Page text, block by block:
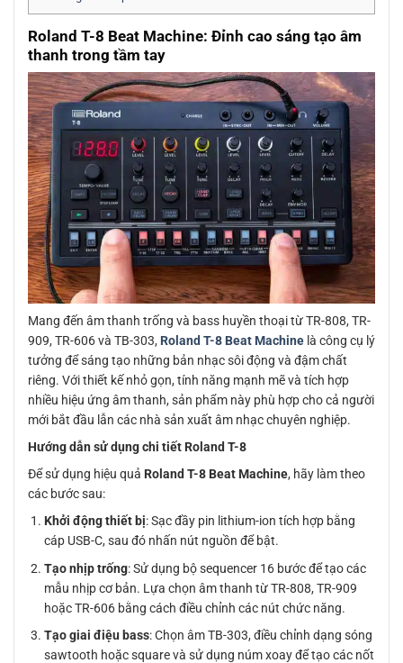
Roland T-8 Beat Machine: Đỉnh cao sáng tạo âm
thanh trong tầm tay
Mang đến âm thanh trống và bass huyền thoại từ TR-808, TR-
909, TR-606 và TB-303, Roland T-8 Beat Machine là công cụ lý
tưởng để sáng tạo những bản nhạc sôi động và đậm chất
riêng. Với thiết kế nhỏ gọn, tính năng mạnh mẽ và tích hợp
nhiều hiệu ứng âm thanh, sản phẩm này phù hợp cho cả người
mới bắt đầu lẫn các nhà sản xuất âm nhạc chuyên nghiệp.
Hướng dẫn sử dụng chi tiết Roland T-8
Để sử dụng hiệu quả Roland T-8 Beat Machine, hãy làm theo
các bước sau:
Khởi động thiết bị: Sạc đầy pin lithium-ion tích hợp bằng
cáp USB-C, sau đó nhấn nút nguồn để bật.
Tạo nhịp trống: Sử dụng bộ sequencer 16 bước để tạo các
mẫu nhịp cơ bản. Lựa chọn âm thanh từ TR-808, TR-909
hoặc TR-606 bằng cách điều chỉnh các nút chức năng.
Tạo giai điệu bass: Chọn âm TB-303, điều chỉnh dạng sóng
sawtooth hoặc square và sử dụng núm xoay để tạo các nốt